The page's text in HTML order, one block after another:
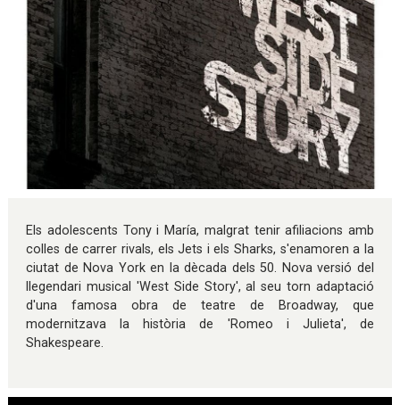
Els adolescents Tony i María, malgrat tenir afiliacions amb
colles de carrer rivals, els Jets i els Sharks, s'enamoren a la
ciutat de Nova York en la dècada dels 50. Nova versió del
llegendari musical 'West Side Story', al seu torn adaptació
d'una famosa obra de teatre de Broadway, que
modernitzava la història de 'Romeo i Julieta', de
Shakespeare.